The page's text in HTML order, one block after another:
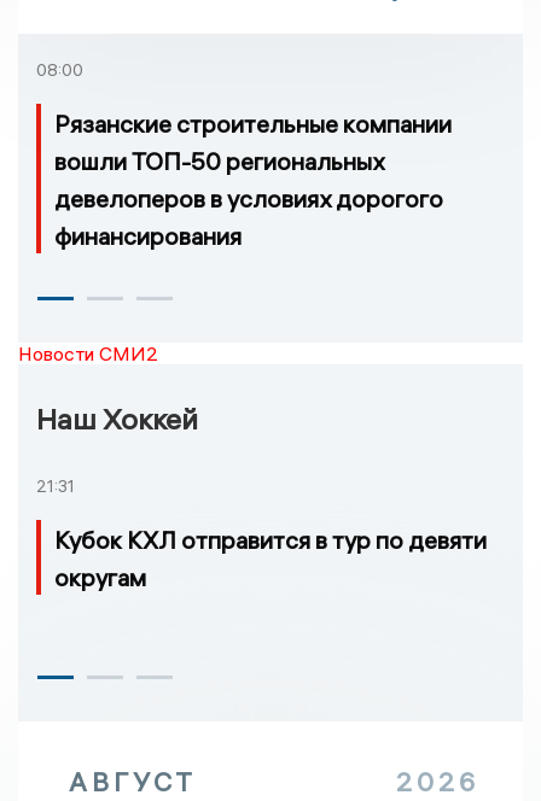
08:00
Рязанские строительные компании
вошли ТОП-50 региональных
девелоперов в условиях дорогого
финансирования
Новости СМИ2
Наш Хоккей
21:31
Кубок КХЛ отправится в тур по девяти
округам
АВГУСТ 2026